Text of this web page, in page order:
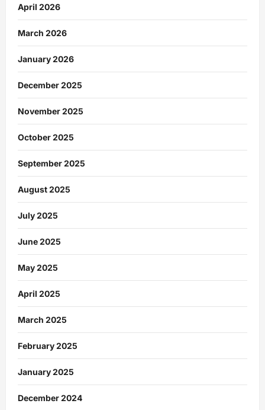
April 2026
March 2026
January 2026
December 2025
November 2025
October 2025
September 2025
August 2025
July 2025
June 2025
May 2025
April 2025
March 2025
February 2025
January 2025
December 2024